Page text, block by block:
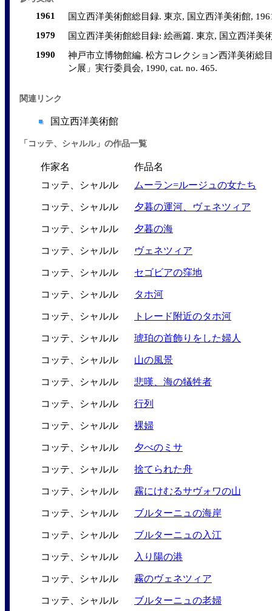
1961
国立西洋美術館総目録. 東京, 国立西洋美術館,
1979
国立西洋美術館総目録: 絵画篇. 東京, 国立西洋美
1990
神戸市立博物館編. 松方コレクション西洋美術総
ン展」実行委員会, 1990, cat. no. 465.
関連リンク
国立西洋美術館
「コッテ、シャルル」の作品一覧
作家名
作品名
コッテ、シャルル
ムーラン=ルージュの女たち
コッテ、シャルル 夕暮の運河、ヴェネツィア
コッテ、シャルル 夕暮の海
コッテ、シャルル ヴェネツィア
コッテ、シャルル セゴビアの窪地
コッテ、シャルル タホ河
コッテ、シャルル トレード附近のタホ河
コッテ、シャルル 琥珀の首飾りをした婦人
コッテ、シャルル 山の風景
コッテ、シャルル 悲嘆、海の犠牲者
コッテ、シャルル 行列
コッテ、シャルル 裸婦
コッテ、シャルル 夕べのミサ
コッテ、シャルル 捨てられた舟
コッテ、シャルル 霧にけむるサヴォワの山
コッテ、シャルル ブルターニュの海岸
コッテ、シャルル ブルターニュの入江
コッテ、シャルル 入り陽の港
コッテ、シャルル 霧のヴェネツィア
コッテ、シャルル ブルターニュの老婦